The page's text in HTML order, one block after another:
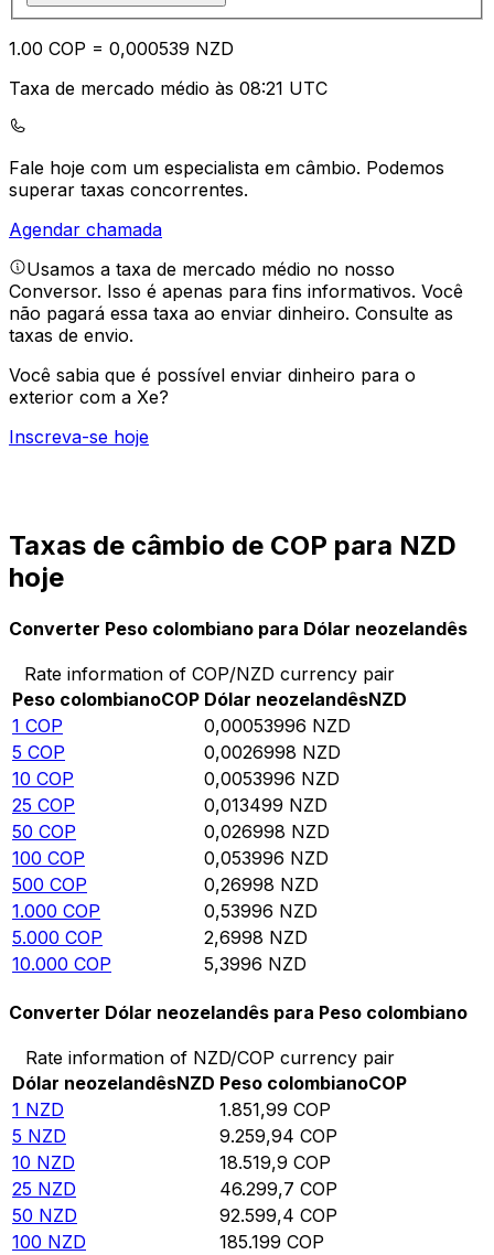
1.00 COP = 0,000539 NZD
Taxa de mercado médio às 08:21 UTC
Fale hoje com um especialista em câmbio. Podemos
superar taxas concorrentes.
Agendar chamada
Usamos a taxa de mercado médio no nosso
Conversor. Isso é apenas para fins informativos. Você
não pagará essa taxa ao enviar dinheiro. Consulte as
taxas de envio.
Você sabia que é possível enviar dinheiro para o
exterior com a Xe?
Inscreva-se hoje
Taxas de câmbio de COP para NZD
hoje
Converter Peso colombiano para Dólar neozelandês
Rate information of COP/NZD currency pair
Peso colombianoCOP Dólar neozelandêsNZD
1 COP 0,00053996 NZD
5 COP 0,0026998 NZD
10 COP 0,0053996 NZD
25 COP 0,013499 NZD
50 COP 0,026998 NZD
100 COP 0,053996 NZD
500 COP 0,26998 NZD
1.000 COP 0,53996 NZD
5.000 COP 2,6998 NZD
10.000 COP 5,3996 NZD
Converter Dólar neozelandês para Peso colombiano
Rate information of NZD/COP currency pair
Dólar neozelandêsNZD Peso colombianoCOP
1 NZD 1.851,99 COP
5 NZD 9.259,94 COP
10 NZD 18.519,9 COP
25 NZD 46.299,7 COP
50 NZD 92.599,4 COP
100 NZD 185.199 COP